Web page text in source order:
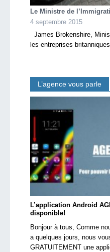
Le Ministre de
4 septembre 2015
James Brokenshire,
les entreprises britanniques
L’agence vous parle
L’application Android
disponible!
Bonjour à tous, Comme
a quelques jours, nous
GRATUITEMENT une